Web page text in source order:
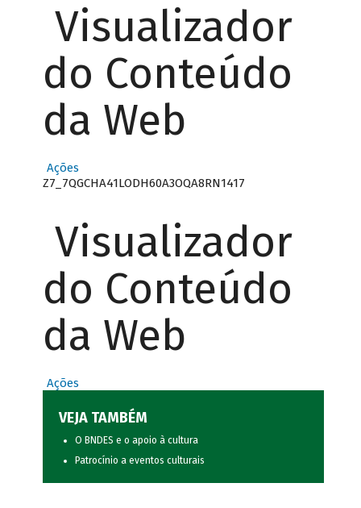
Visualizador
do Conteúdo
da Web
Ações
Z7_7QGCHA41LODH60A3OQA8RN1417
Visualizador
do Conteúdo
da Web
Ações
VEJA TAMBÉM
O BNDES e o apoio à cultura
Patrocínio a eventos culturais